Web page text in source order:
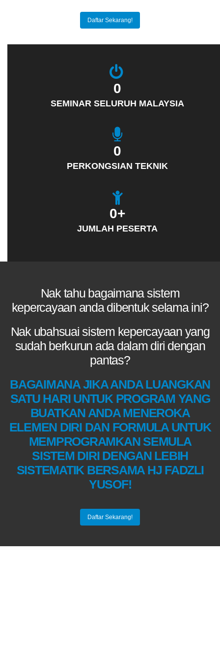
Daftar Sekarang!
0
SEMINAR SELURUH MALAYSIA
0
PERKONGSIAN TEKNIK
0+
JUMLAH PESERTA
Nak tahu bagaimana sistem
kepercayaan anda dibentuk selama ini?
Nak ubahsuai sistem kepercayaan yang
sudah berkurun ada dalam diri dengan
pantas?
BAGAIMANA JIKA ANDA LUANGKAN
SATU HARI UNTUK PROGRAM YANG
BUATKAN ANDA MENEROKA
ELEMEN DIRI DAN FORMULA UNTUK
MEMPROGRAMKAN SEMULA
SISTEM DIRI DENGAN LEBIH
SISTEMATIK BERSAMA HJ FADZLI
YUSOF!
Daftar Sekarang!